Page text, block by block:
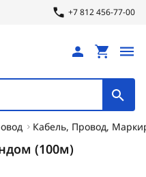
+7 812 456-77-00
Кабель, Провод,
(100м)